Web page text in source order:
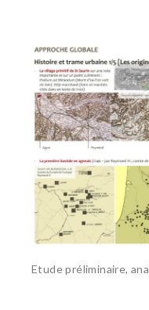
Etude préliminaire,